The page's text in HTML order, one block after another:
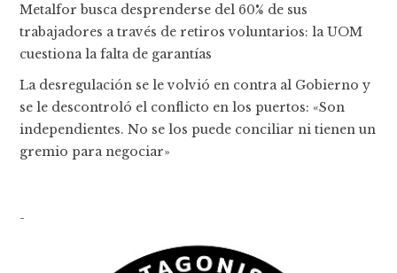
Metalfor busca desprenderse del 60% de sus
trabajadores a través de retiros voluntarios: la UOM
cuestiona la falta de garantías
La desregulación se le volvió en contra al Gobierno y
se le descontroló el conflicto en los puertos: «Son
independientes. No se los puede conciliar ni tienen un
gremio para negociar»
-